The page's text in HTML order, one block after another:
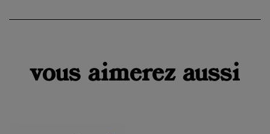
vous aimerez aussi